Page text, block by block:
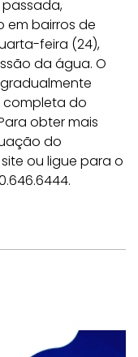
bairros de
feira (24),
da água. O
completa do
obter mais
do
ou ligue para o